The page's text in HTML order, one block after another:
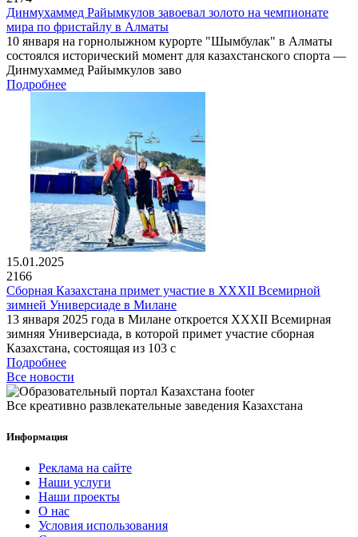
Динмухаммед Райымкулов завоевал золото на чемпионате
мира по фристайлу в Алматы
10 января на горнолыжном курорте "Шымбулак" в Алматы
состоялся исторический момент для казахстанского спорта —
Динмухаммед Райымкулов заво
Подробнее
15.01.2025
2166
Сборная Казахстана примет участие в XXXII Всемирной
зимней Универсиаде в Милане
13 января 2025 года в Милане откроется XXXII Всемирная
зимняя Универсиада, в которой примет участие сборная
Казахстана, состоящая из 103 с
Подробнее
Все новости
Все креативно развлекательные заведения Казахстана
Информация
Реклама на сайте
Наши услуги
Наши проекты
О нас
Условия использования